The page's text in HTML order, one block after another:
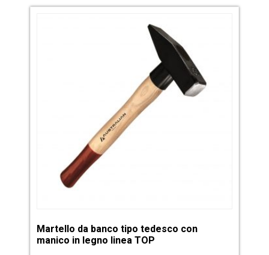
Martello da banco tipo tedesco con
manico in legno linea TOP